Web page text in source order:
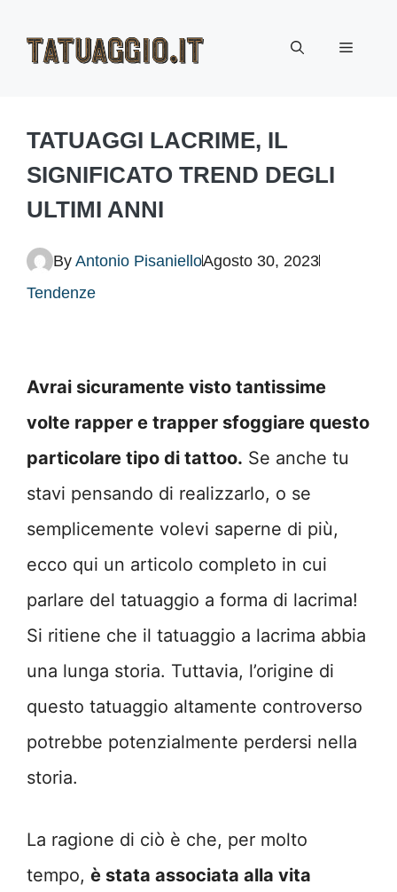
Menu
TATUAGGI LACRIME, IL
SIGNIFICATO TREND DEGLI
ULTIMI ANNI
By Antonio PisanielloAgosto 30, 2023
Tendenze
Avrai sicuramente visto tantissime
volte rapper e trapper sfoggiare questo
particolare tipo di tattoo. Se anche tu
stavi pensando di realizzarlo, o se
semplicemente volevi saperne di più,
ecco qui un articolo completo in cui
parlare del tatuaggio a forma di lacrima!
Si ritiene che il tatuaggio a lacrima abbia
una lunga storia. Tuttavia, l’origine di
questo tatuaggio altamente controverso
potrebbe potenzialmente perdersi nella
storia.
La ragione di ciò è che, per molto
tempo, è stata associata alla vita